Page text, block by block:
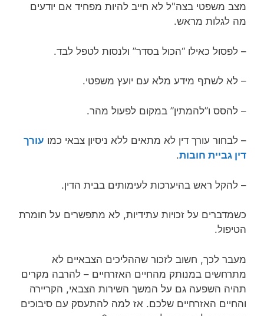
מצב משפטי בצה"ל לא חייב להיות מפחיד אם יודעים
מה לגלות מראש.
– לפסול כאילו “הכול בסדר” ולנסות לטפל לבד.
– לא לשתף מידע מלא עם יועץ משפטי.
– להסס ו”להמתין” במקום לפעול מהר.
– לבחור עורך דין לא מתאים ללא ניסיון צבאי כמו עורך
דין גביית חובות.
– להקל ראש בהיערכות לעימותים בבית הדין.
כשמדברים על זכויות עתידיות, לא מתפשרים על חומרת
הטיפול.
מעבר לכך, חשוב לזכור שההליכים הצבאיים לא
מתרחשים במנותק מהחיים האזרחיים – להרבה מקרים
תהיה השפעה גם על המשך השירות הצבאי, הקריירה
והחיים האזרחיים שלכם. אז למה להתעסק עם סיבוכים